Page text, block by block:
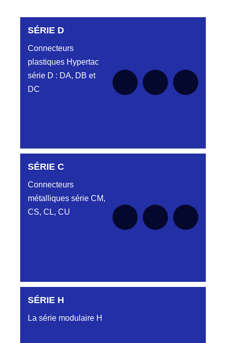
SÉRIE D
Connecteurs
plastiques Hypertac
série D : DA, DB et
DC
DC6122340N
D03EC612MT CONNECTEUR NOIR
DC6122340O
CONNECTEUR ORANGE DC612 23 40O
D03EP612FT NOIR CONNECTEUR
DC6123340B
SÉRIE C
Connecteurs
métalliques série CM,
CS, CL, CU
SÉRIE CL
SÉRIE H
La série modulaire H